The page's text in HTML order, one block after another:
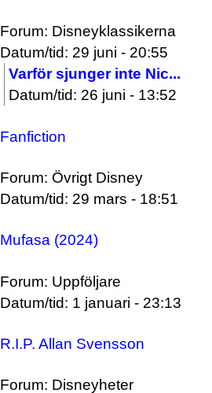
Forum: Disneyklassikerna
Datum/tid: 29 juni - 20:55
Varför sjunger inte Nic...
Datum/tid: 26 juni - 13:52
Fanfiction
Forum: Övrigt Disney
Datum/tid: 29 mars - 18:51
Mufasa (2024)
Forum: Uppföljare
Datum/tid: 1 januari - 23:13
R.I.P. Allan Svensson
Forum: Disneyheter